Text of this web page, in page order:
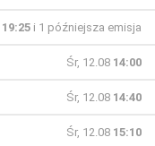
19:25 i 1 późniejsza emisja
Śr, 12.08 14:00
Śr, 12.08 14:40
Śr, 12.08 15:10